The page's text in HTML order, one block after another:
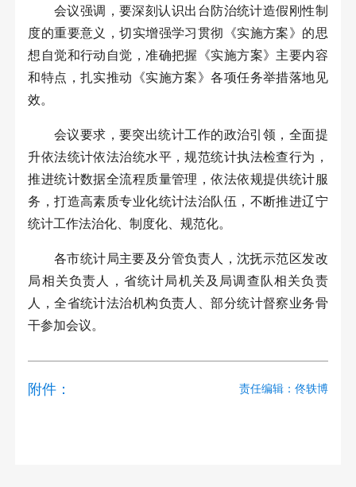
会议强调，要深刻认识出台防治统计造假刚性制
度的重要意义，切实增强学习贯彻《实施方案》的思
想自觉和行动自觉，准确把握《实施方案》主要内容
和特点，扎实推动《实施方案》各项任务举措落地见
效。
会议要求，要突出统计工作的政治引领，全面提
升依法统计依法治统水平，规范统计执法检查行为，
推进统计数据全流程质量管理，依法依规提供统计服
务，打造高素质专业化统计法治队伍，不断推进辽宁
统计工作法治化、制度化、规范化。
各市统计局主要及分管负责人，沈抚示范区发改
局相关负责人，省统计局机关及局调查队相关负责
人，全省统计法治机构负责人、部分统计督察业务骨
干参加会议。
附件： 责任编辑：佟轶博